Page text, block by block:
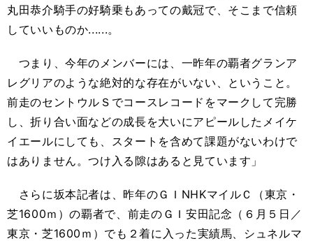
丸田恭介騎手の好騎乗もあっての戴冠で、そこまで信頼
していいものか......。
つまり、今年のメンバーには、一昨年の覇者グランア
レグリアのような絶対的な存在がいない、ということ。
前走のセントウルＳでコースレコードをマークして完勝
し、折り合い面などの成長を大いにアピールしたメイケ
イエールにしても、スタートを含めて課題がないわけで
はありません。つけ入る隙はあると見ています」
さらに坂本記者は、昨年のＧＩNHKマイルＣ（東京・
芝1600ｍ）の覇者で、前走のＧＩ安田記念（６月５日／
東京・芝1600ｍ）でも２着に入った実績馬、シュネルマ